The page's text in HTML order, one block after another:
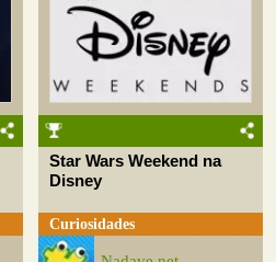
Star Wars Weekend na
Disney
Curiosidades